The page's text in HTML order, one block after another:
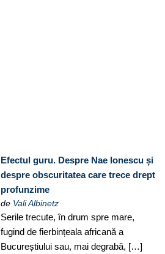
Efectul guru. Despre Nae Ionescu și
despre obscuritatea care trece drept
profunzime
de Vali Albinetz
Serile trecute, în drum spre mare,
fugind de fierbințeala africană a
Bucureștiului sau, mai degrabă, […]